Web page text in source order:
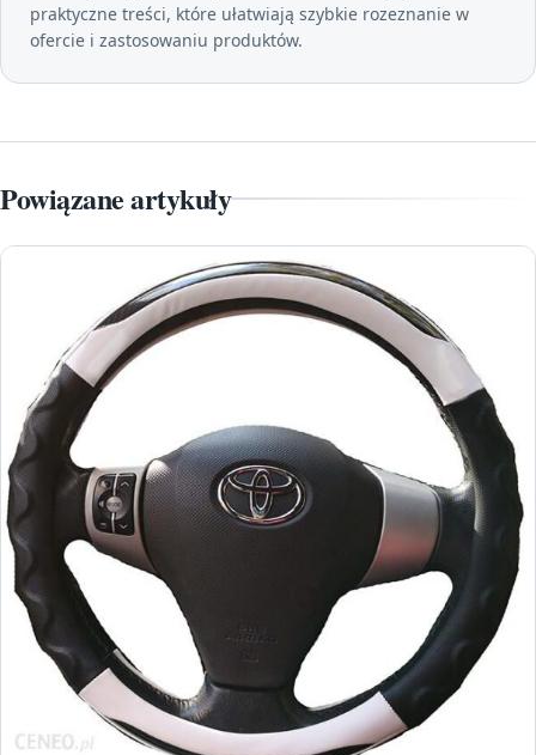
praktyczne treści, które ułatwiają szybkie rozeznanie w
ofercie i zastosowaniu produktów.
Powiązane artykuły